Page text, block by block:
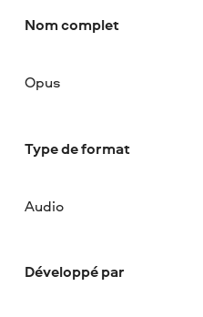
Nom complet
Opus
Type de format
Audio
Développé par